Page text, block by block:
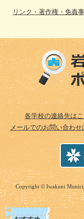
リンク・著作権・免責
各学校の連絡先は
メールでのお問い合わせ
Copyright © Iwakuni